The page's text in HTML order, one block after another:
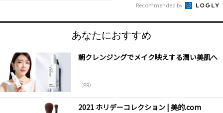
Recommended by
あなたにおすすめ
朝クレンジングでメイク映えする潤い美肌へ
（PR）
2021 ホリデーコレクション | 美的.com